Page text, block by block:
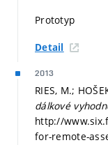
Prototyp
Detail
2013
RIES, M.;
dálkové
http://
for-remote-